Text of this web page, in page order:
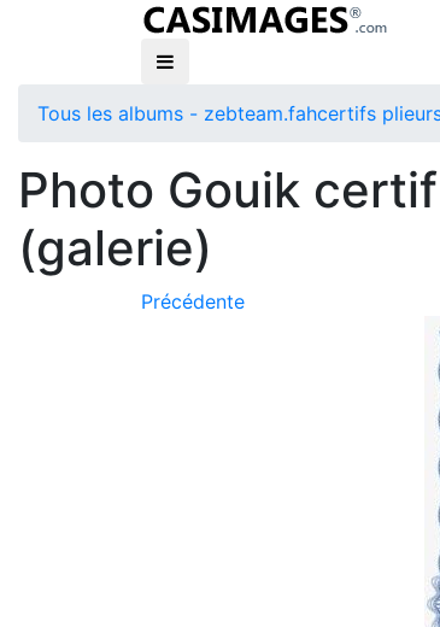
Tous les albums - zebteam.fahcertifs
Photo Gouik
(galerie)
Précédente